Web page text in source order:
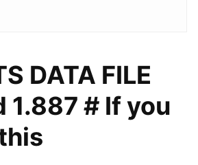
DATA FILE
1.887 # If you